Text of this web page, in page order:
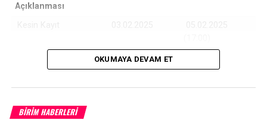
Açıklanması
06.02.2025
(17:00)
OKUMAYA DEVAM ET
BİRİM HABERLERİ